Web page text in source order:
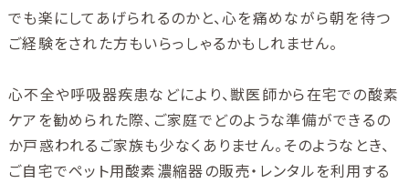
でも楽にしてあげられるのかと、心を痛めながら朝を待つ
ご経験をされた方もいらっしゃるかもしれません。
心不全や呼吸器疾患などにより、獣医師から在宅での酸素
ケアを勧められた際、ご家庭でどのような準備ができるの
か戸惑われるご家族も少なくありません。そのようなとき、
ご自宅でペット用酸素濃縮器の販売・レンタルを利用する